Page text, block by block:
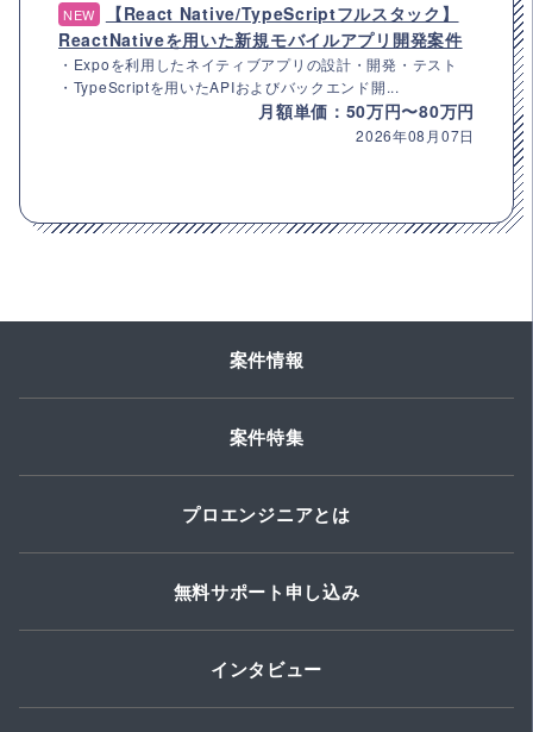
NEW
【React Native/TypeScriptフルスタック】
ReactNativeを用いた新規モバイルアプリ開発案件
・Expoを利用したネイティブアプリの設計・開発・テスト
・TypeScriptを用いたAPIおよびバックエンド開...
月額単価：50万円〜80万円
2026年08月07日
案件情報
案件特集
プロエンジニアとは
無料サポート申し込み
インタビュー